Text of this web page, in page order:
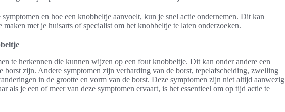
en hoe een knobbeltje aanvoelt, kun je snel actie ondernemen. Dit kan
met je huisarts of specialist om het knobbeltje te laten onderzoeken.
te herkennen die kunnen wijzen op een fout knobbeltje. Dit kan onder andere een
borst zijn. Andere symptomen zijn verharding van de borst, tepelafscheiding, zwelling
in de grootte en vorm van de borst. Deze symptomen zijn niet altijd aanwezig
als je een of meer van deze symptomen ervaart, is het essentieel om op tijd actie te